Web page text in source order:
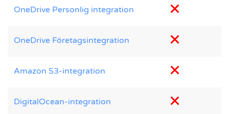
OneDrive Personlig integration
OneDrive Företagsintegration
Amazon S3-integration
DigitalOcean-integration